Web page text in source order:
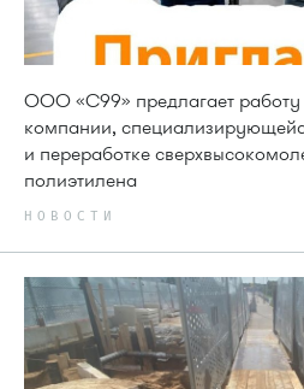
ООО «С99» предлагает работу
компании,
и переработке
полиэтилена
НОВОСТИ